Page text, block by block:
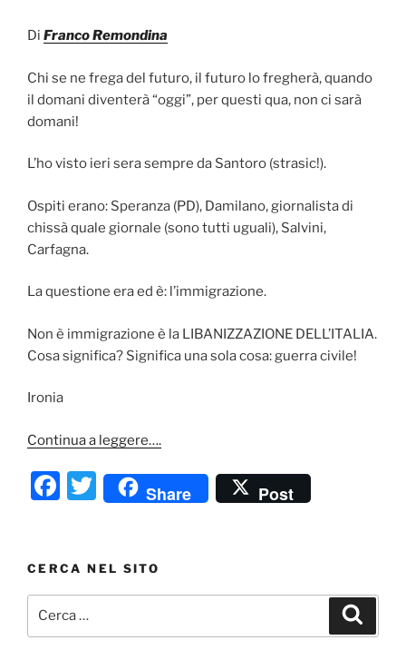
Di Franco Remondina
Chi se ne frega del futuro, il futuro lo fregherà, quando
il domani diventerà “oggi”, per questi qua, non ci sarà
domani!
L’ho visto ieri sera sempre da Santoro (strasic!).
Ospiti erano: Speranza (PD), Damilano, giornalista di
chissà quale giornale (sono tutti uguali), Salvini,
Carfagna.
La questione era ed è: l’immigrazione.
Non è immigrazione è la LIBANIZZAZIONE DELL’ITALIA.
Cosa significa? Significa una sola cosa: guerra civile!
Ironia
Continua a leggere….
F
e
b
o
T
w
er
Share Post
CERCA NEL SITO